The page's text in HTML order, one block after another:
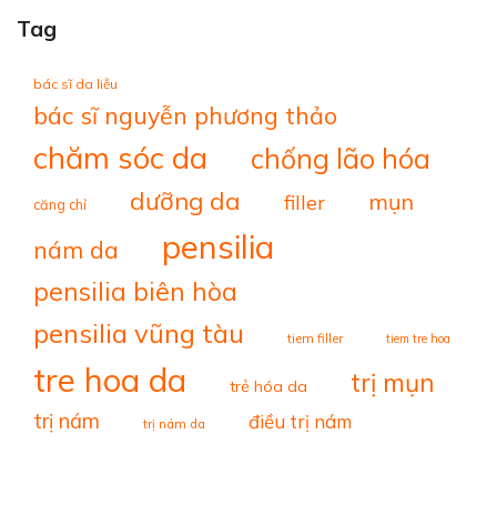
Tag
bác sĩ da liễu
bác sĩ nguyễn phương thảo
chăm sóc da chống lão hóa
căng chỉ dưỡng da filler mụn
nám da pensilia
pensilia biên hòa
pensilia vũng tàu tiem filler tiem tre hoa
tre hoa da trẻ hóa da trị mụn
trị nám trị nám da điều trị nám